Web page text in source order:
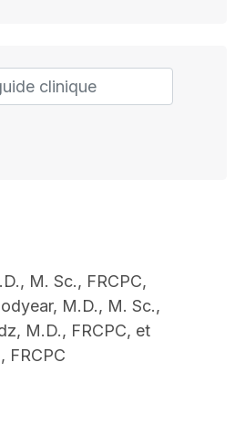
M. Sc., FRCPC,
M.D., M. Sc.,
M.D., FRCPC, et
FRCPC